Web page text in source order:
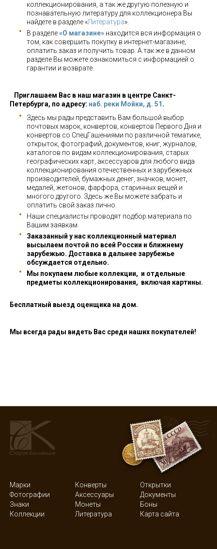
коллекционирования, а так же другую полезную и
познавательную литературу для коллекционера Вы
найдете в разделе «Литература».
В разделе«О магазине» находится вся информация о
том, как совершить покупку в интернет-магазине,
оплатить заказ и получить товар. А так же в данном
разделе Вы можете ознакомиться с информацией о
гарантии и возврате.
Приглашаем Вас в наш магазин в центре Санкт-
Петербурга, по адресу: наб. реки Мойки, д. 51 .
Здесь мы рады представить Вам большой выбор
почтовых марок, конвертов, конвертов Первого Дня и
конвертов со СпецГашениями по различной тематике,
открыток, фотографий, документов, книг, журналов,
каталогов по видам коллекционирования, старых
географических карт, аксессуаров для любого вида
коллекционирования отечественных и зарубежных
производителей, бумажных денег, значков, монет,
медалей, жетонов, фарфора, старинных вещей и
многого другого. Здесь же Вы можете забрать и
оплатить свой заказ лично.
Наши специалисты проводят подбор материала по
Вашим заявкам.
Заказанный у нас коллекционный материал
высылаем почтой по всей России и ближнему
зарубежью. Доставка в дальнее зарубежье
обсуждается отдельно.
Мы покупаем любые коллекции, и отдельные
предметы коллекционирования, включая картины.
Бесплатный выезд оценщика на дом.
Мы всегда рады видеть Вас среди наших покупателей!
Марки Конверты
Открытки
Фотографии
Аксессуары
Документы
Знаки
Монеты
Боны
Коллекции
Литература Карта сайта